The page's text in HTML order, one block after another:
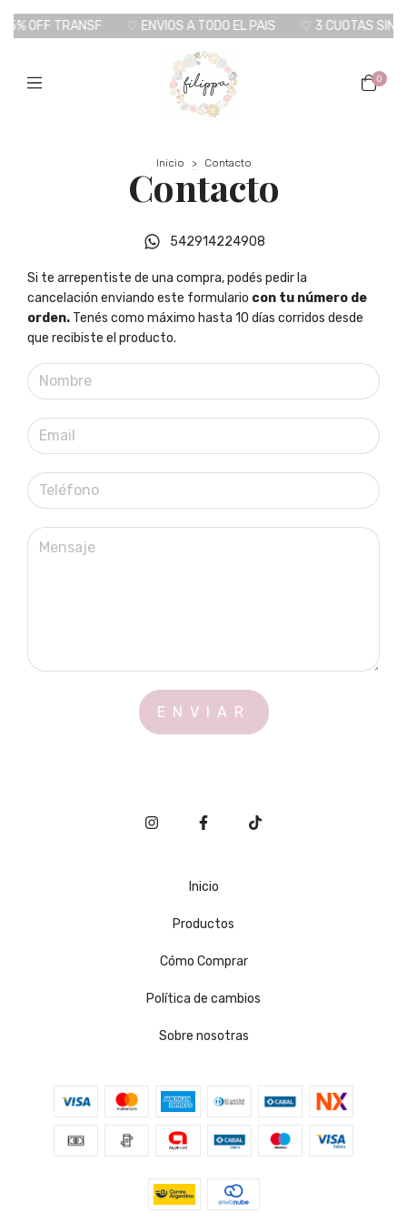
OFF TRANSF ♡ ENVIOS A TODO EL PAIS ♡ 3 CUOTAS SIN
0
Inicio > Contacto
Contacto
542914224908
Si te arrepentiste de una compra, podés pedir la
cancelación enviando este formulario con tu número de
orden. Tenés como máximo hasta 10 días corridos desde
que recibiste el producto.
Inicio
Productos
Cómo Comprar
Política de cambios
Sobre nosotras